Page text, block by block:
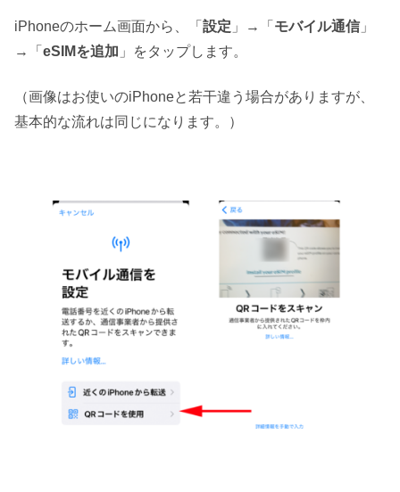
iPhoneのホーム画面から、「 設定 」→「 モバイル通信 」
→「 eSIMを追加 」をタップします。
（画像はお使いのiPhoneと若干違う場合がありますが、
基本的な流れは同じになります。）